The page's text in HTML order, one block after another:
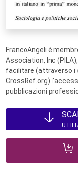
FrancoAngeli è
Association, Inc
facilitare (attraverso i
CrossRef.org)
pubblicazioni